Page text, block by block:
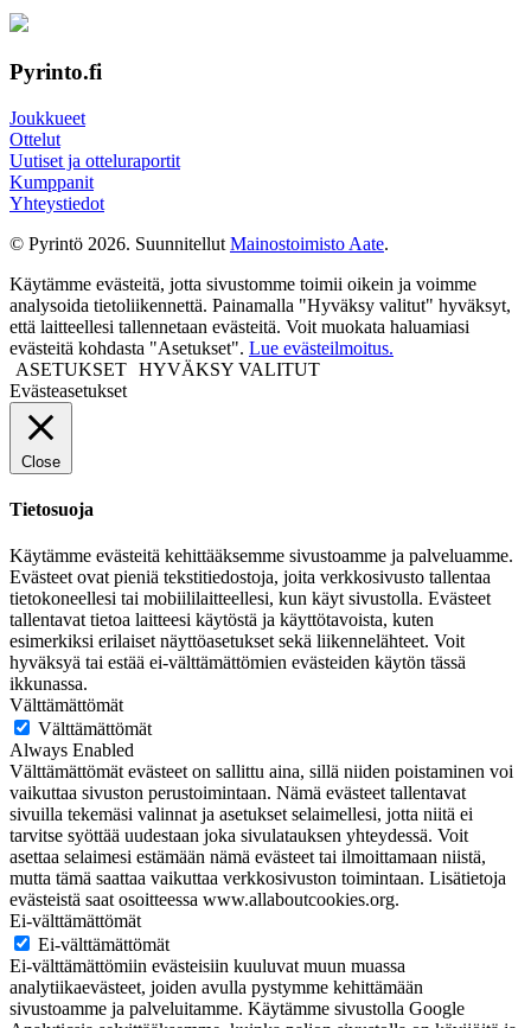
Pyrinto.fi
Joukkueet
Ottelut
Uutiset ja otteluraportit
Kumppanit
Yhteystiedot
© Pyrintö 2026. Suunnitellut Mainostoimisto Aate.
Käytämme evästeitä, jotta sivustomme toimii oikein ja voimme
analysoida tietoliikennettä. Painamalla "Hyväksy valitut" hyväksyt,
että laitteellesi tallennetaan evästeitä. Voit muokata haluamiasi
evästeitä kohdasta "Asetukset". Lue evästeilmoitus.
ASETUKSET HYVÄKSY VALITUT
Evästeasetukset
Close
Tietosuoja
Käytämme evästeitä kehittääksemme sivustoamme ja palveluamme.
Evästeet ovat pieniä tekstitiedostoja, joita verkkosivusto tallentaa
tietokoneellesi tai mobiililaitteellesi, kun käyt sivustolla. Evästeet
tallentavat tietoa laitteesi käytöstä ja käyttötavoista, kuten
esimerkiksi erilaiset näyttöasetukset sekä liikennelähteet. Voit
hyväksyä tai estää ei-välttämättömien evästeiden käytön tässä
ikkunassa.
Välttämättömät
Välttämättömät
Always Enabled
Välttämättömät evästeet on sallittu aina, sillä niiden poistaminen voi
vaikuttaa sivuston perustoimintaan. Nämä evästeet tallentavat
sivuilla tekemäsi valinnat ja asetukset selaimellesi, jotta niitä ei
tarvitse syöttää uudestaan joka sivulatauksen yhteydessä. Voit
asettaa selaimesi estämään nämä evästeet tai ilmoittamaan niistä,
mutta tämä saattaa vaikuttaa verkkosivuston toimintaan. Lisätietoja
evästeistä saat osoitteessa www.allaboutcookies.org.
Ei-välttämättömät
Ei-välttämättömät
Ei-välttämättömiin evästeisiin kuuluvat muun muassa
analytiikaevästeet, joiden avulla pystymme kehittämään
sivustoamme ja palveluitamme. Käytämme sivustolla Google